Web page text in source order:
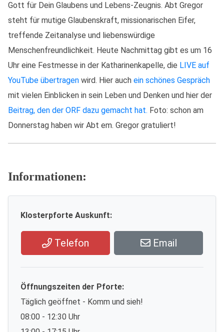
Gott für Dein Glaubens und Lebens-Zeugnis. Abt Gregor
steht für mutige Glaubenskraft, missionarischen Eifer,
treffende Zeitanalyse und liebenswürdige
Menschenfreundlichkeit. Heute Nachmittag gibt es um 16
Uhr eine Festmesse in der Katharinenkapelle, die LIVE auf
YouTube übertragen wird. Hier auch ein schönes Gespräch
mit vielen Einblicken in sein Leben und Denken und hier der
Beitrag, den der ORF dazu gemacht hat. Foto: schon am
Donnerstag haben wir Abt em. Gregor gratuliert!
Informationen:
Klosterpforte Auskunft:
Telefon Email
Öffnungszeiten der Pforte:
Täglich geöffnet - Komm und sieh!
08:00 - 12:30 Uhr